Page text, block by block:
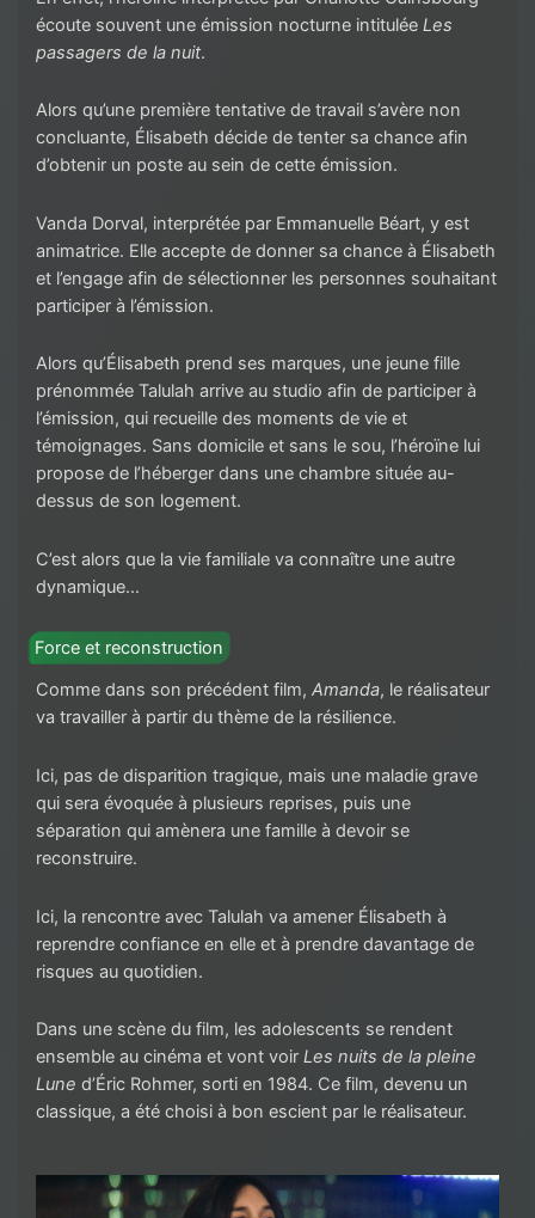
écoute souvent une émission nocturne intitulée Les
passagers de la nuit.
Alors qu’une première tentative de travail s’avère non
concluante, Élisabeth décide de tenter sa chance afin
d’obtenir un poste au sein de cette émission.
Vanda Dorval, interprétée par Emmanuelle Béart, y est
animatrice. Elle accepte de donner sa chance à Élisabeth
et l’engage afin de sélectionner les personnes souhaitant
participer à l’émission.
Alors qu’Élisabeth prend ses marques, une jeune fille
prénommée Talulah arrive au studio afin de participer à
l’émission, qui recueille des moments de vie et
témoignages. Sans domicile et sans le sou, l’héroïne lui
propose de l’héberger dans une chambre située au-
dessus de son logement.
C’est alors que la vie familiale va connaître une autre
dynamique…
Force et reconstruction
Comme dans son précédent film, Amanda, le réalisateur
va travailler à partir du thème de la résilience.
Ici, pas de disparition tragique, mais une maladie grave
qui sera évoquée à plusieurs reprises, puis une
séparation qui amènera une famille à devoir se
reconstruire.
Ici, la rencontre avec Talulah va amener Élisabeth à
reprendre confiance en elle et à prendre davantage de
risques au quotidien.
Dans une scène du film, les adolescents se rendent
ensemble au cinéma et vont voir Les nuits de la pleine
Lune d’Éric Rohmer, sorti en 1984. Ce film, devenu un
classique, a été choisi à bon escient par le réalisateur.